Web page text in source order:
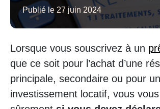
Publié le 27 juin 2024
Lorsque vous souscrivez à un
que ce soit pour l’achat d’une
principale, secondaire ou pour un
investissement locatif, vous